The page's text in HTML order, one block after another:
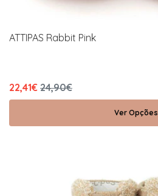
ATTIPAS Rabbit Pink
22,41€ 24,90€
Ver Opções